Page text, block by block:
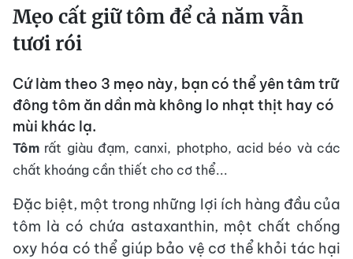
Mẹo cất giữ tôm để cả năm vẫn
tươi rói
Cứ làm theo 3 mẹo này, bạn có thể yên tâm trữ
đông tôm ăn dần mà không lo nhạt thịt hay có
mùi khác lạ.
Tôm rất giàu đạm, canxi, photpho, acid béo và các
chất khoáng cần thiết cho cơ thể...
Đặc biệt, một trong những lợi ích hàng đầu của
tôm là có chứa astaxanthin, một chất chống
oxy hóa có thể giúp bảo vệ cơ thể khỏi tác hại